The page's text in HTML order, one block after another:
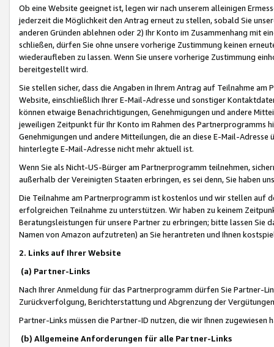
Ob eine Website geeignet ist, legen wir nach unserem alleinigen
jederzeit die Möglichkeit den Antrag erneut zu stellen, sobald Sie
anderen Gründen ablehnen oder 2) Ihr Konto im Zusammenhang mit
schließen, dürfen Sie ohne unsere vorherige Zustimmung keinen
wiederaufleben zu lassen. Wenn Sie unsere vorherige Zustimmung
bereitgestellt wird.
Sie stellen sicher, dass die Angaben in Ihrem Antrag auf Teilnahme
Website, einschließlich Ihrer E-Mail-Adresse und sonstiger
können etwaige Benachrichtigungen, Genehmigungen und andere
jeweiligen Zeitpunkt für Ihr Konto im Rahmen des Partnerprogramms
Genehmigungen und andere Mitteilungen, die an diese E-Mail-
hinterlegte E-Mail-Adresse nicht mehr aktuell ist.
Wenn Sie als Nicht-US-Bürger am Partnerprogramm teilnehmen,
außerhalb der Vereinigten Staaten erbringen, es sei denn, Sie haben
Die Teilnahme am Partnerprogramm ist kostenlos und wir stellen auf
erfolgreichen Teilnahme zu unterstützen. Wir haben zu keinem
Beratungsleistungen für unsere Partner zu erbringen; bitte lassen Sie
Namen von Amazon aufzutreten) an Sie herantreten und Ihnen
2. Links auf Ihrer Website
(a) Partner-Links
Nach Ihrer Anmeldung für das Partnerprogramm dürfen Sie Partner-
Zurückverfolgung, Berichterstattung und Abgrenzung der
Partner-Links müssen die Partner-ID nutzen, die wir Ihnen zugewiesen
(b) Allgemeine Anforderungen für alle Partner-Links